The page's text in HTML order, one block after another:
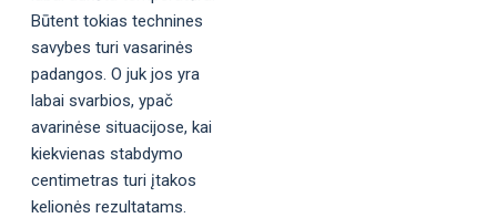
Būtent tokias technines
savybes turi vasarinės
padangos. O juk jos yra
labai svarbios, ypač
avarinėse situacijose, kai
kiekvienas stabdymo
centimetras turi įtakos
kelionės rezultatams.